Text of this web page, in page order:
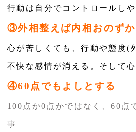
行動は自分でコントロールしや
③外相整えば内相おのず
心が苦しくても、行動や態度(
不快な感情が消える。そして
④60点でもよしとする
100点か0点かではなく、60点
事